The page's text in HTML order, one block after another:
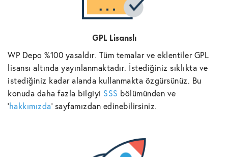
GPL Lisanslı
WP Depo %100 yasaldır. Tüm temalar ve eklentiler GPL
lisansı altında yayınlanmaktadır. İstediğiniz sıklıkta ve
istediğiniz kadar alanda kullanmakta özgürsünüz. Bu
konuda daha fazla bilgiyi SSS bölümünden ve
'hakkımızda' sayfamızdan edinebilirsiniz.